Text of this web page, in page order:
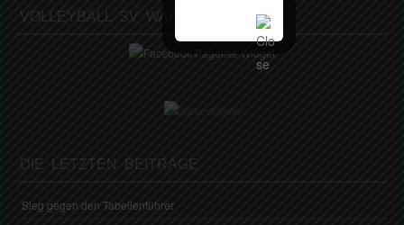
VOLLEYBALL SV WACHTBERG
DIE LETZTEN BEITRÄGE
Sieg gegen den Tabellenführer